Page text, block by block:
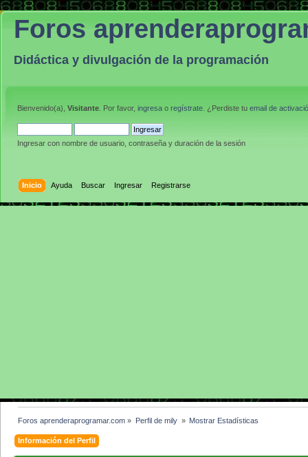
Foros
Didáctica y divulgación de la programación
Bienvenido(a), Visitante . Por favor, ingresa o regístrate . ¿Perdiste tu email de
Ingresar con nombre de usuario, contraseña y duración de la sesión
Inicio Ayuda Buscar Ingresar Registrarse
Foros aprenderaprogramar.com » Perfil de mily » Mostrar Estadísticas
Información del Perfil